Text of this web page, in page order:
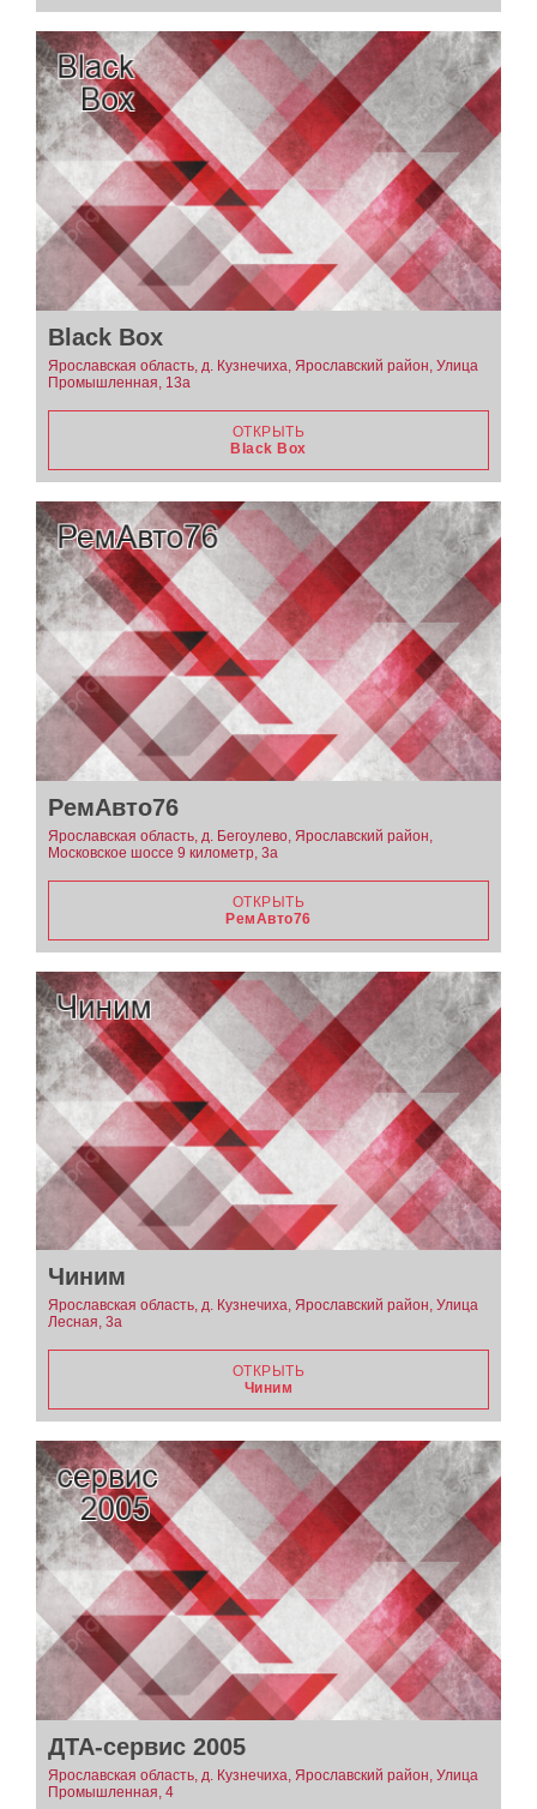
Black Box
Ярославская область, д. Кузнечиха, Ярославский район, Улица
Промышленная, 13а
ОТКРЫТЬ
Black Box
РемАвто76
Ярославская область, д. Бегоулево, Ярославский район,
Московское шоссе 9 километр, 3а
ОТКРЫТЬ
РемАвто76
Чиним
Ярославская область, д. Кузнечиха, Ярославский район, Улица
Лесная, 3а
ОТКРЫТЬ
Чиним
ДТА-сервис 2005
Ярославская область, д. Кузнечиха, Ярославский район, Улица
Промышленная, 4